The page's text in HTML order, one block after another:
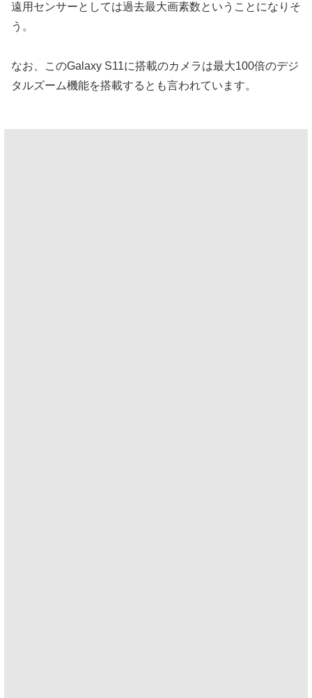
遠用センサーとしては過去最大画素数ということになりそ
う。
なお、このGalaxy S11に搭載のカメラは最大100倍のデジ
タルズーム機能を搭載するとも言われています。